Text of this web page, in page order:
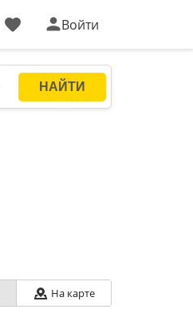
Войти
На карте